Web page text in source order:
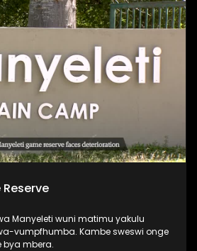
Manyeleti wuni matimu yakulu
vumpfhumba. Kambe sweswi onge
mbera.